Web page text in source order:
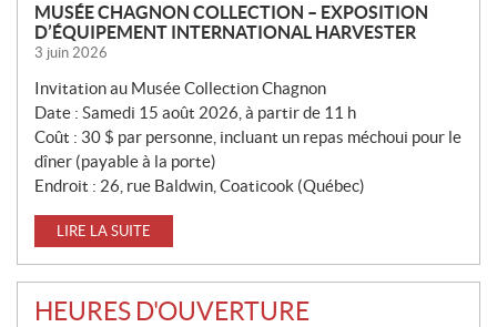
MUSÉE CHAGNON COLLECTION – EXPOSITION
D’ÉQUIPEMENT INTERNATIONAL HARVESTER
3 juin 2026
Invitation au Musée Collection Chagnon
Date : Samedi 15 août 2026, à partir de 11 h
Coût : 30 $ par personne, incluant un repas méchoui pour le
dîner (payable à la porte)
Endroit : 26, rue Baldwin, Coaticook (Québec)
LIRE LA SUITE
HEURES D'OUVERTURE